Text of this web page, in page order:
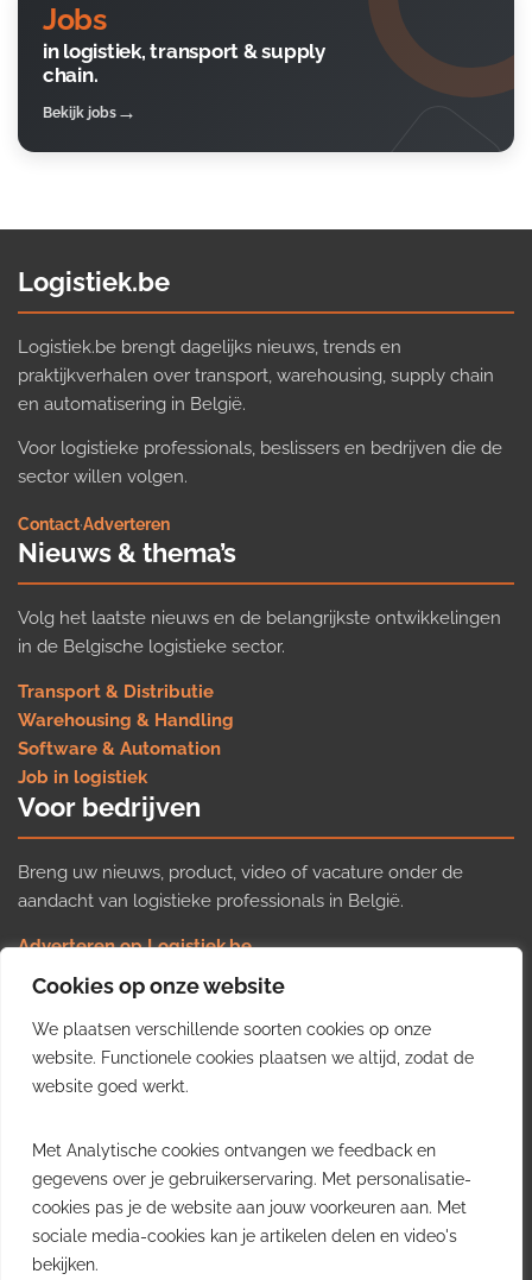
Cookies op onze website
We plaatsen verschillende soorten cookies op onze
website. Functionele cookies plaatsen we altijd, zodat de
website goed werkt.
Met Analytische cookies ontvangen we feedback en
gegevens over je gebruikerservaring. Met personalisatie-
cookies pas je de website aan jouw voorkeuren aan. Met
sociale media-cookies kan je artikelen delen en video's
bekijken.
Jobs
in logistiek, transport & supply
chain.
Bekijk jobs
Logistiek.be
Logistiek.be brengt dagelijks nieuws, trends en
praktijkverhalen over transport, warehousing, supply chain
en automatisering in België.
Voor logistieke professionals, beslissers en bedrijven die de
sector willen volgen.
Contact·Adverteren
Nieuws & thema’s
Volg het laatste nieuws en de belangrijkste ontwikkelingen
in de Belgische logistieke sector.
Transport & Distributie
Warehousing & Handling
Software & Automation
Job in logistiek
Voor bedrijven
Breng uw nieuws, product, video of vacature onder de
aandacht van logistieke professionals in België.
Adverteren op Logistiek.be
Nieuws insturen
Uw video op Logistiek.TV
Job plaatsen
Gratis wekelijkse update
inzichten uit de Belgische logistieke sector in uw inbox.
Ontvang je gratis
wekelijkse update